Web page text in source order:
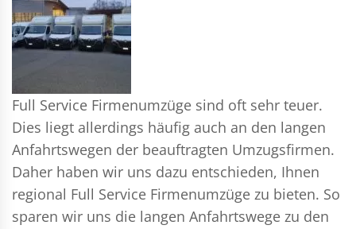
Full Service Firmenumzüge sind oft sehr teuer.
Dies liegt allerdings häufig auch an den langen
Anfahrtswegen der beauftragten Umzugsfirmen.
Daher haben wir uns dazu entschieden, Ihnen
regional Full Service Firmenumzüge zu bieten. So
sparen wir uns die langen Anfahrtswege zu den